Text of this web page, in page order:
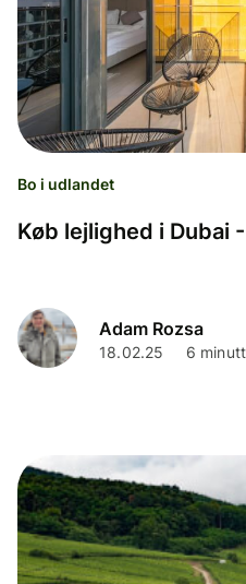
Bo i udlandet
Køb lejlighed i Dubai
Adam Rozsa
18.02.25 6